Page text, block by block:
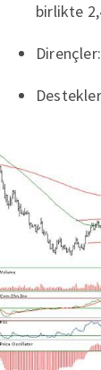
birlikte